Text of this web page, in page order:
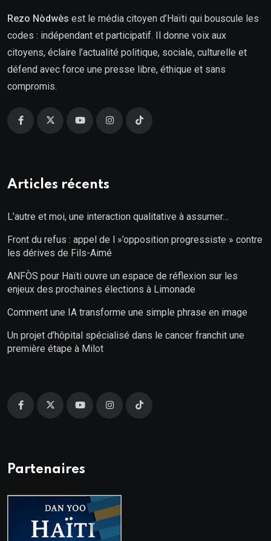
Rezo Nòdwès est le média citoyen d’Haïti qui bouscule les
codes : indépendant et participatif. Il donne voix aux
citoyens, éclaire l’actualité politique, sociale, culturelle et
défend avec force une presse libre, éthique et sans
compromis.
Articles récents
L’autre et moi, une interaction qualitative à assumer…
Front du refus : appel de l »’opposition progressiste » contre
les dérives de Fils-Aimé
ANFÒS pour Haïti ouvre un espace de réflexion sur les
enjeux des prochaines élections à Limonade
Comment une IA transforme une simple phrase en image
Un projet d’hôpital spécialisé dans le cancer franchit une
première étape à Milot
Partenaires